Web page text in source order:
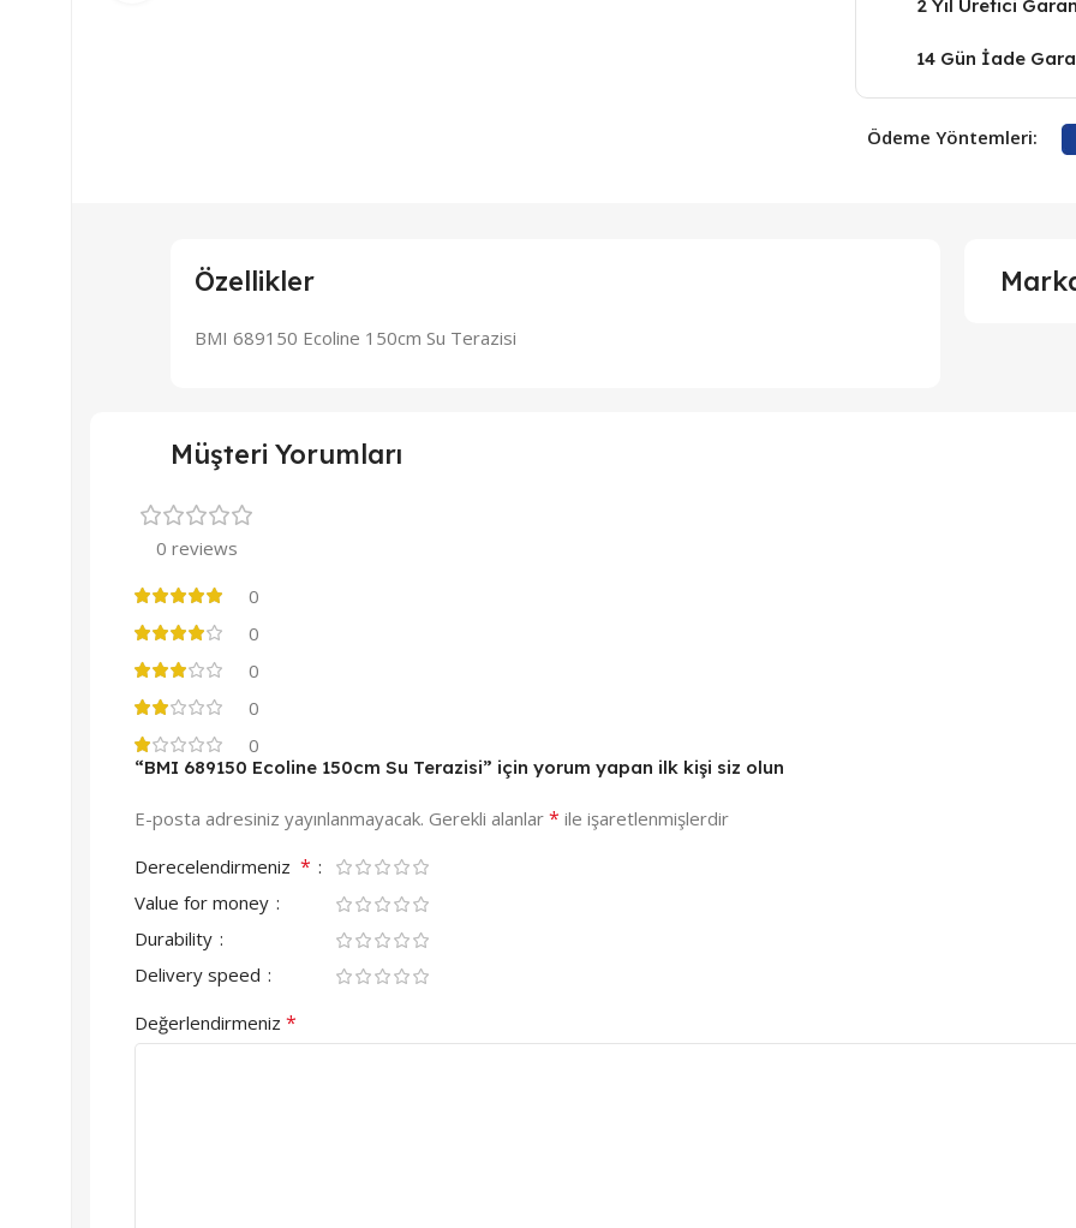
2 Yıl Üretici
14 Gün İade
Ödeme Yöntemleri:
Özellikler
BMI 689150 Ecoline 150cm Su Terazisi
Müşteri Yorumları
0 reviews
0
0
0
0
0
“BMI 689150 Ecoline 150cm Su Terazisi” için yorum yapan ilk kişi siz olun
E-posta adresiniz yayınlanmayacak. Gerekli alanlar * ile işaretlenmişlerdir
Derecelendirmeniz *
Value for money
Durability
Delivery speed
Değerlendirmeniz *